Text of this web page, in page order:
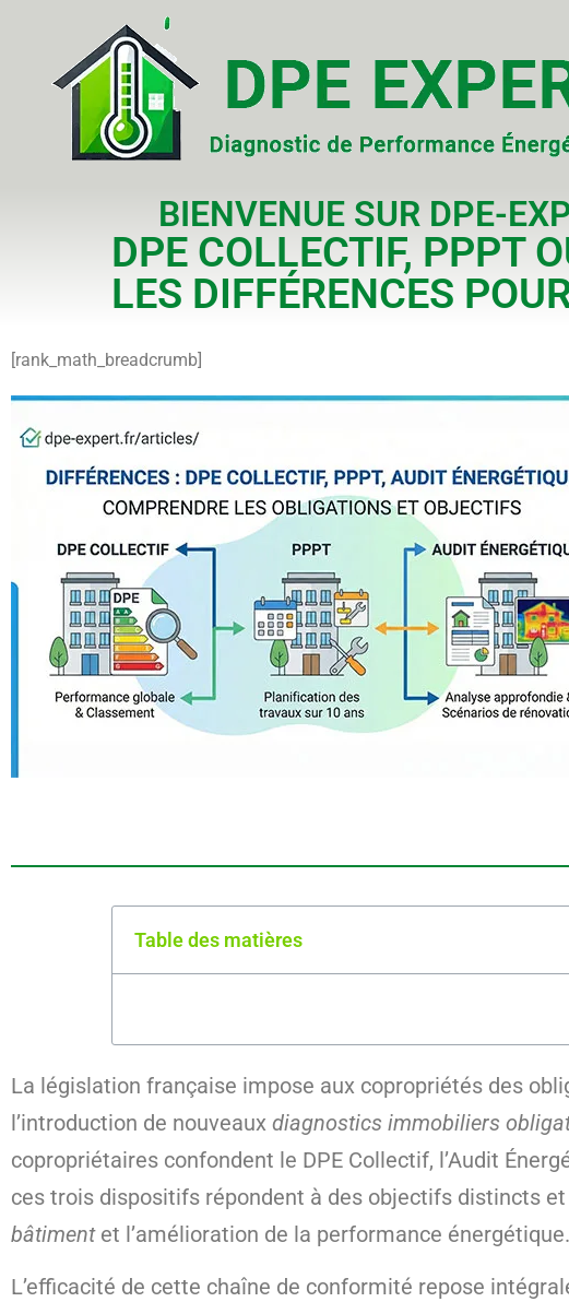
BIENVENUE SUR DPE-
DPE COLLECTIF, PPPT
LES DIFFÉRENCES
[rank_math_breadcrumb]
Table des matières
La législation française impose aux copropriétés des
l’introduction de nouveaux diagnostics immobiliers
copropriétaires confondent le DPE Collectif, l’Audit
ces trois dispositifs répondent à des objectifs distincts
bâtimentet l’amélioration de la performance énergétique.
L’efficacité de cette chaîne de conformité repose